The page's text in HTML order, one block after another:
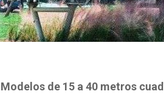
Modelos de 15 a 40 metros